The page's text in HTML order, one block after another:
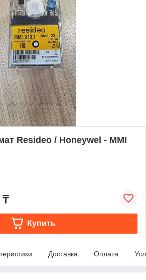
Resideo / Honeywel - MMI
₸
Купить
Доставка Оплата